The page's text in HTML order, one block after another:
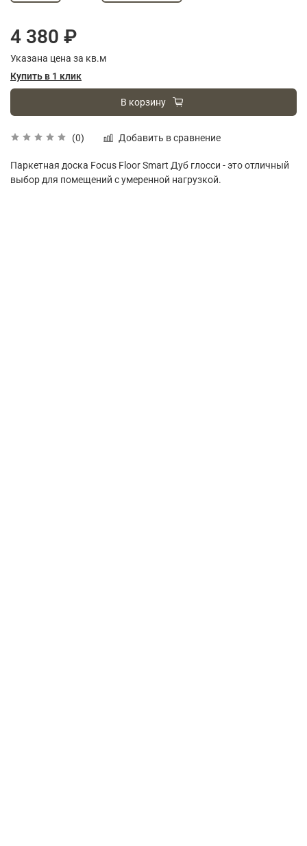
(0) Добавить в сравнение
4 380 ₽
Указана цена за кв.м
Купить в 1 клик
В корзину
Паркетная доска Focus Floor Smart Дуб глосси - это отличный
выбор для помещений с умеренной нагрузкой.